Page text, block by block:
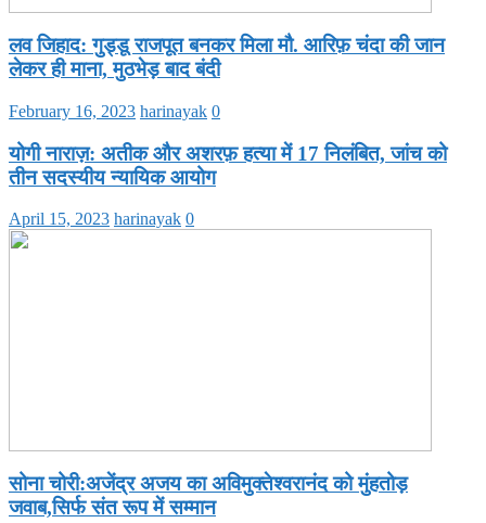
लव जिहाद: गुड्डू राजपूत बनकर मिला मौ. आरिफ़ चंदा की जान
लेकर ही माना, मुठभेड़ बाद बंदी
February 16, 2023 harinayak 0
योगी नाराज़: अतीक और अशरफ़ हत्या में 17 निलंबित, जांच को
तीन सदस्यीय न्यायिक आयोग
April 15, 2023 harinayak 0
सोना चोरी:अजेंद्र अजय का अविमुक्तेश्वरानंद को मुंहतोड़
जवाब,सिर्फ संत रूप में सम्मान